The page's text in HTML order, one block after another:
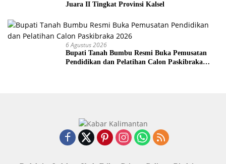
Juara II Tingkat Provinsi Kalsel
6 Agustus 2026
Bupati Tanah Bumbu Resmi Buka Pemusatan
Pendidikan dan Pelatihan Calon Paskibraka